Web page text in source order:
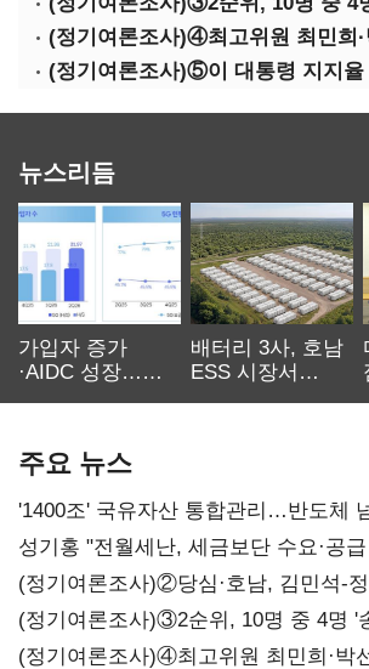
뉴스리듬
가입자 증가
·AIDC 성장…
배터리 3사, 호남
ESS 시장서
주요 뉴스
'1400조' 국유자산 통합관리…반도체
구조혁신
성기홍 "전월세난, 세금보단 수요·공
시사
(정기여론조사)②당심·호남, 김민석-
(정기여론조사)③2순위, 10명 중 4명 '
'한 자릿수'
(정기여론조사)④최고위원 최민희·박